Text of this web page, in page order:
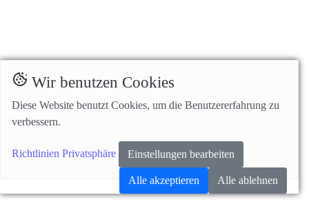
Wir benutzen Cookies
Diese Website benutzt Cookies, um die Benutzererfahrung zu
verbessern.
Richtlinien Privatsphäre Einstellungen bearbeiten
Alle ablehnen
Alle akzeptieren